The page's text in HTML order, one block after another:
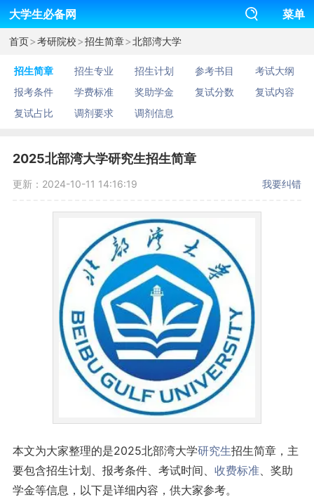
大学生必备网 菜单
首页>考研院校>招生简章>北部湾大学
招生简章 招生专业 招生计划 参考书目
考试大纲
报考条件
学费标准 奖助学金 复试分数
复试内容
复试占比
调剂要求 调剂信息
2025北部湾大学研究生招生简章
更新：2024-10-11 14:16:19 我要纠错
本文为大家整理的是2025北部湾大学研究生招生简章，主
要包含招生计划、报考条件、考试时间、 收费标准、奖助
学金等信息，以下是详细内容，供大家参考。